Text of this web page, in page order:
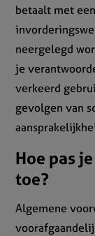
betaalt met
neergelegd
je
verkeerd
gevolgen van
Hoe pas
toe?
Algemene